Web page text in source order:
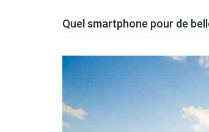
Quel smartphone pour de